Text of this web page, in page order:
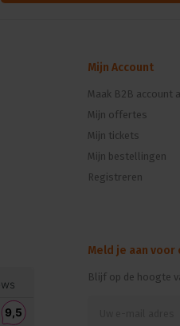
Mijn Account
Maak B2B account
Mijn offertes
Mijn tickets
Mijn bestellingen
Registreren
Meld je aan
Blijf op de hoogte